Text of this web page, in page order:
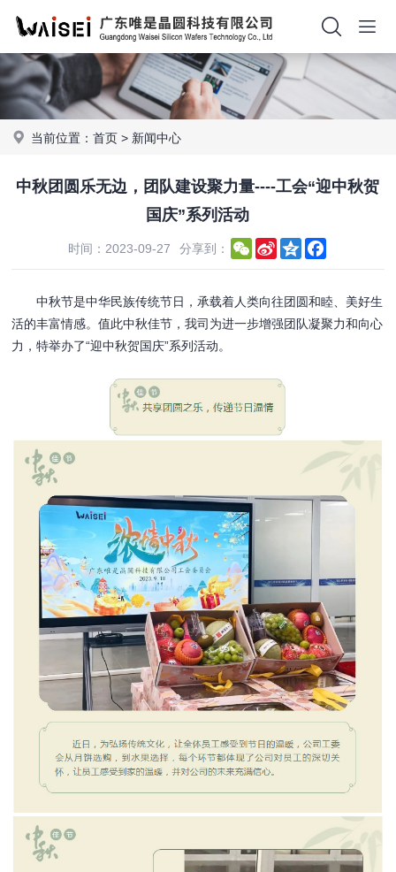
当前位置：首页 > 新闻中心
中秋团圆乐无边，团队建设聚力量----工会“迎中秋贺
国庆”系列活动
时间：2023-09-27 分享到： WeChat
Sina
Weibo
Qzone
中秋节是中华民族传统节日，承载着人类向往团圆和睦、美好生
活的丰富情感。值此中秋佳节，我司为进一步增强团队凝聚力和向心
力，特举办了“迎中秋贺国庆”系列活动。